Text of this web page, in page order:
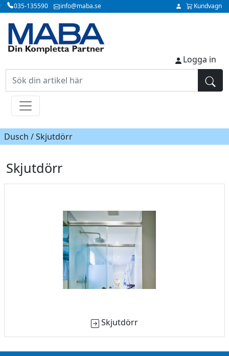
035-135590 info@maba.se Kundvagn
Logga in
Dusch / Skjutdörr
Skjutdörr
Skjutdörr